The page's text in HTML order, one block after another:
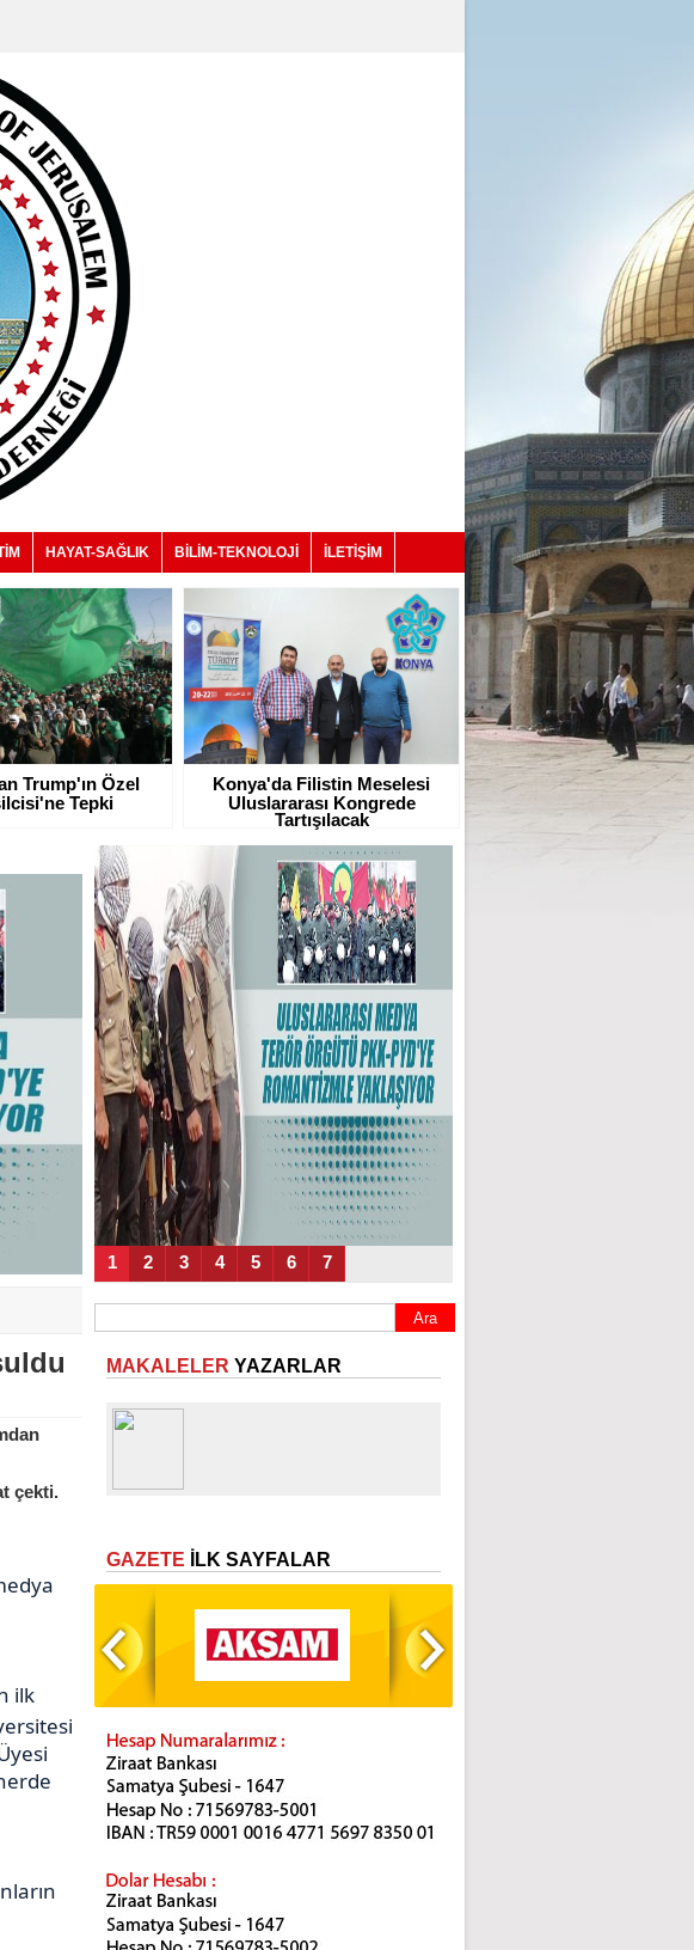
HAYAT-SAĞLIK BİLİM-TEKNOLOJİ İLETİŞİM
Trump'ın Özel
Tepki
Konya'da Filistin Meselesi
Uluslararası Kongrede
Tartışılacak
çekti.
ilk
1 2 3 4 5 6 7
MAKALELER YAZARLAR
GAZETE İLK SAYFALAR